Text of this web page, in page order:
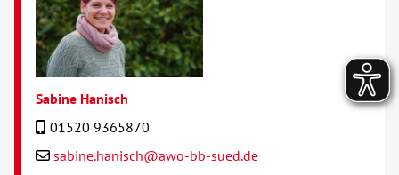
Sabine Hanisch
01520 9365870
sabine.hanisch@awo-bb-sued.de